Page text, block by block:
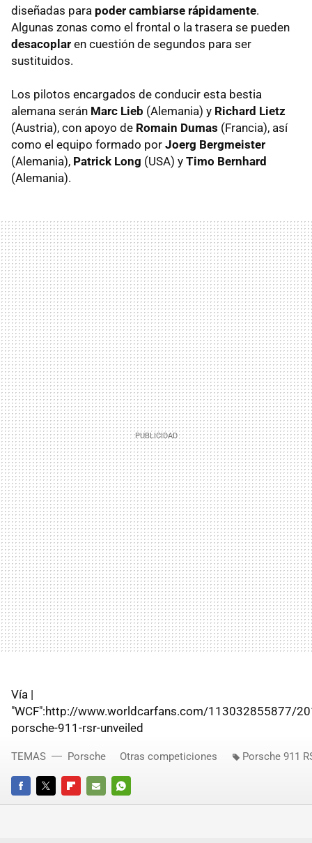
diseñadas para poder cambiarse rápidamente.
Algunas zonas como el frontal o la trasera se pueden
desacoplar en cuestión de segundos para ser
sustituidos.
Los pilotos encargados de conducir esta bestia
alemana serán Marc Lieb (Alemania) y Richard Lietz
(Austria), con apoyo de Romain Dumas (Francia), así
como el equipo formado por Joerg Bergmeister
(Alemania), Patrick Long (USA) y Timo Bernhard
(Alemania).
Vía |
"WCF":http://www.worldcarfans.com/113032855877/
porsche-911-rsr-unveiled
FACEBOOKTWITTERFLIPBOARD
E-
WHATSAPP
TEMAS Porsche Otras competiciones Porsche 911